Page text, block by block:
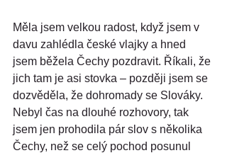
Měla jsem velkou radost, když jsem v
davu zahlédla české vlajky a hned
jsem běžela Čechy pozdravit. Říkali, že
jich tam je asi stovka – později jsem se
dozvěděla, že dohromady se Slováky.
Nebyl čas na dlouhé rozhovory, tak
jsem jen prohodila pár slov s několika
Čechy, než se celý pochod posunul